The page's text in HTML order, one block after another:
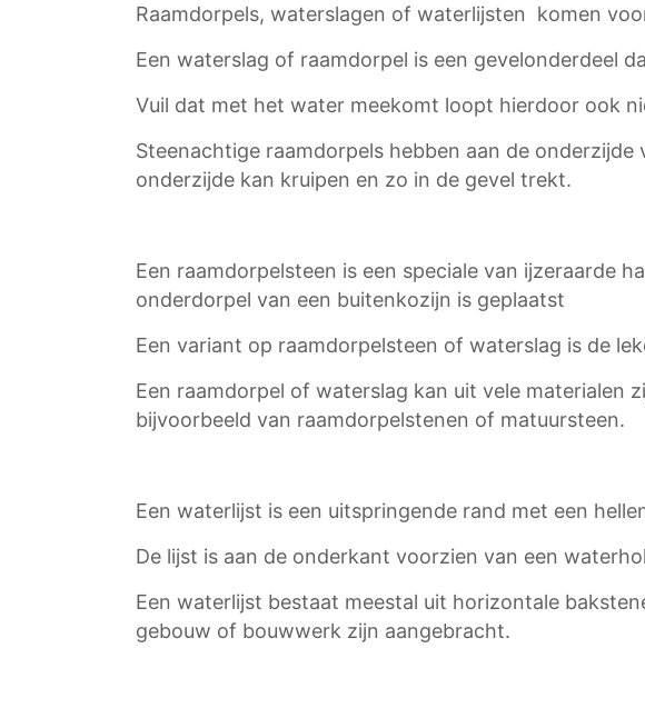
Raamdorpels, waterslagen of waterlijsten komen
Een waterslag of raamdorpel is een gevelonderdeel
Vuil dat met het water meekomt loopt hierdoor ook
Steenachtige raamdorpels hebben aan de
onderzijde kan kruipen en zo in de gevel trekt.
Een raamdorpelsteen is een speciale van ijzeraarde
onderdorpel van een buitenkozijn is geplaatst
Een variant op raamdorpelsteen of waterslag is de
Een raamdorpel of waterslag kan uit vele materialen
bijvoorbeeld van raamdorpelstenen of matuursteen.
Een waterlijst is een uitspringende rand met een
De lijst is aan de onderkant voorzien van een
Een waterlijst bestaat meestal uit horizontale
gebouw of bouwwerk zijn aangebracht.